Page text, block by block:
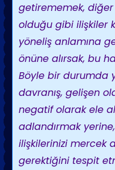
getirememek,
olduğu gibi ilişkiler
yöneliş anlamına
önüne alırsak, bu
Böyle bir durumda
davranış, gelişen
negatif olarak ele
adlandırmak
ilişkilerinizi mercek
gerektiğini tespit